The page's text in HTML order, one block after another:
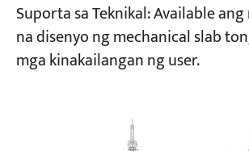
Suporta sa Teknikal: Available
na disenyo ng mechanical slab
mga kinakailangan ng user.